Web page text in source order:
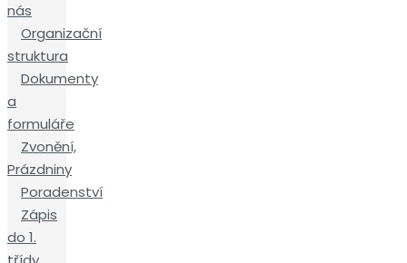
nás
Organizační
struktura
Dokumenty
a
formuláře
Zvonění,
Prázdniny
Poradenství
Zápis
do 1.